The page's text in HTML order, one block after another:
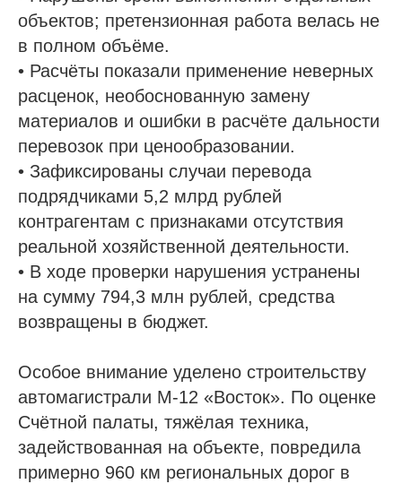
объектов; претензионная работа велась не
в полном объёме.
• Расчёты показали применение неверных
расценок, необоснованную замену
материалов и ошибки в расчёте дальности
перевозок при ценообразовании.
• Зафиксированы случаи перевода
подрядчиками 5,2 млрд рублей
контрагентам с признаками отсутствия
реальной хозяйственной деятельности.
• В ходе проверки нарушения устранены
на сумму 794,3 млн рублей, средства
возвращены в бюджет.
Особое внимание уделено строительству
автомагистрали М-12 «Восток». По оценке
Счётной палаты, тяжёлая техника,
задействованная на объекте, повредила
примерно 960 км региональных дорог в